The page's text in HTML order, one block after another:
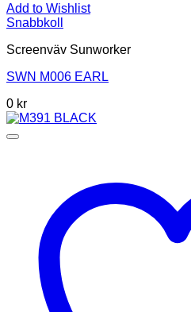
Add to Wishlist
Snabbkoll
Screenväv Sunworker
SWN M006 EARL
0 kr